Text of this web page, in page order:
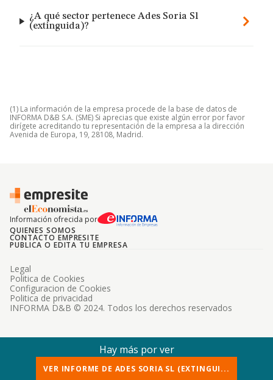
¿A qué sector pertenece Ades Soria Sl
(extinguida)?
(1) La información de la empresa procede de la base de datos de
INFORMA D&B S.A. (SME) Si aprecias que existe algún error por favor
dirígete acreditando tu representación de la empresa a la dirección
Avenida de Europa, 19, 28108, Madrid.
Información ofrecida por
QUIENES SOMOS
CONTACTO EMPRESITE
PUBLICA O EDITA TU EMPRESA
INFORMA D&B © 2024. Todos los derechos reservados
Legal
Politica de Cookies
Configuracion de Cookies
Politica de privacidad
Hay más por ver
VER INFORME DE ADES SORIA SL (EXTINGUI...